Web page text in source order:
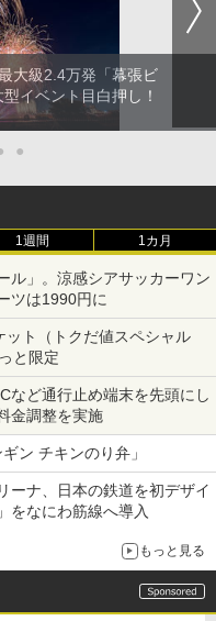
大級2.4万発「幕張ビ
イベント目白押し！
●
1週間 1カ月
ル」。涼感シアサッカーワン
ツは1990円に
ト（トクだ値スペシャル
と限定
など通行止め端末を先頭にし
金調整を実施
ン チキンのり弁」
ーナ、日本の鉄道を初デザイ
をなにわ筋線へ導入
もっと見る